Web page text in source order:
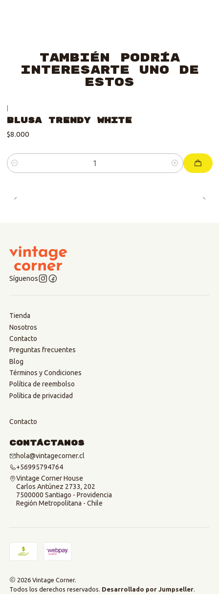
También podría
interesarte uno de
estos
Blusa Trendy White
$8.000
Cantidad
Síguenos
Tienda
Nosotros
Contacto
Preguntas frecuentes
Blog
Términos y Condiciones
Política de reembolso
Política de privacidad
Contacto
Contáctanos
hola@vintagecorner.cl
+56995794764
Vintage Corner House
Carlos Antúnez 2733, 202
7500000 Santiago - Providencia
Región Metropolitana - Chile
2026 Vintage Corner.
Todos los derechos reservados. Desarrollado por Jumpseller.